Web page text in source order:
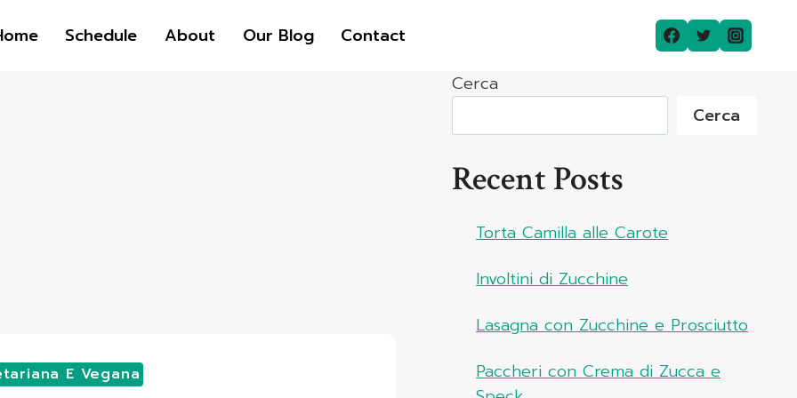
Schedule About Our Blog Contact
E Vegana
Cerca
Cerca
Recent Posts
Torta Camilla alle Carote
Involtini di Zucchine
Lasagna con Zucchine e Prosciutto
Paccheri con Crema di Zucca e